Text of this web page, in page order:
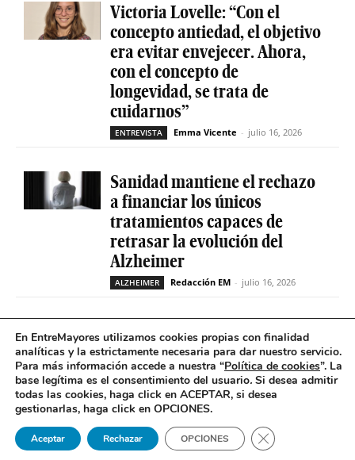
Victoria Lovelle: “Con el
concepto antiedad, el objetivo
era evitar envejecer. Ahora,
con el concepto de
longevidad, se trata de
cuidarnos”
ENTREVISTA Emma Vicente - julio 16, 2026
Sanidad mantiene el rechazo
a financiar los únicos
tratamientos capaces de
retrasar la evolución del
Alzheimer
ALZHEIMER Redacción EM - julio 16, 2026
La geriatría reclama más
peso en el sistema sanitario
ante el envejecimiento récord
de la población española
GERIATRÍA Redacción EM
En EntreMayores utilizamos cookies propias con finalidad
analíticas y la estrictamente necesaria para dar nuestro servicio.
Para más información accede a nuestra “Política de cookies”. La
base legítima es el consentimiento del usuario. Si desea admitir
todas las cookies, haga click en ACEPTAR, si desea
gestionarlas, haga click en OPCIONES.
Aceptar Rechazar OPCIONES Cerrar el banner